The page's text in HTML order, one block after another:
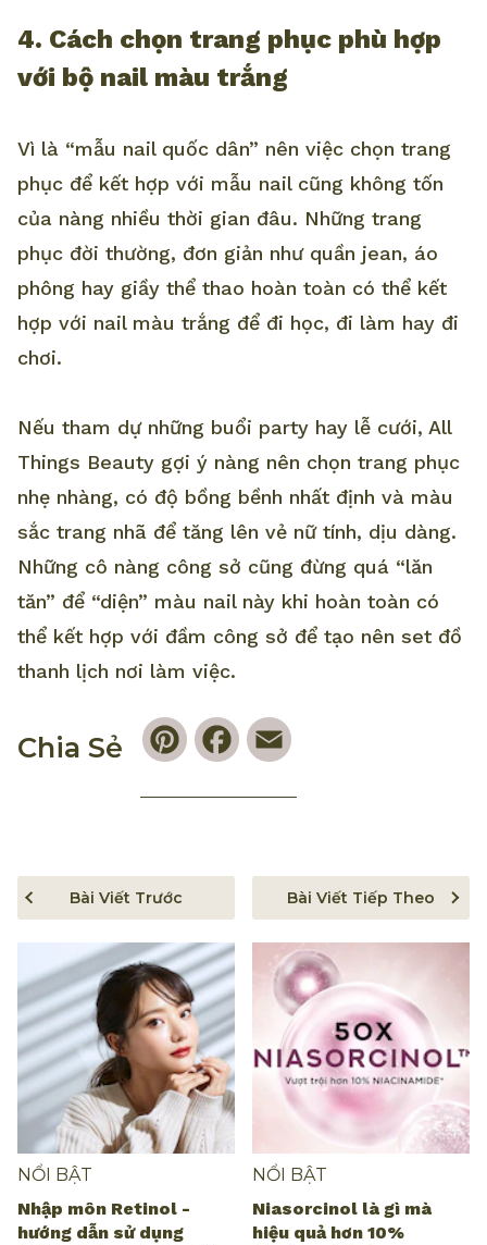
4. Cách chọn trang phục phù hợp
với bộ nail màu trắng
Vì là “mẫu nail quốc dân” nên việc chọn trang
phục để kết hợp với mẫu nail cũng không tốn
của nàng nhiều thời gian đâu. Những trang
phục đời thường, đơn giản như quần jean, áo
phông hay giầy thể thao hoàn toàn có thể kết
hợp với nail màu trắng để đi học, đi làm hay đi
chơi.
Nếu tham dự những buổi party hay lễ cưới, All
Things Beauty gợi ý nàng nên chọn trang phục
nhẹ nhàng, có độ bồng bềnh nhất định và màu
sắc trang nhã để tăng lên vẻ nữ tính, dịu dàng.
Những cô nàng công sở cũng đừng quá “lăn
tăn” để “diện” màu nail này khi hoàn toàn có
thể kết hợp với đầm công sở để tạo nên set đồ
thanh lịch nơi làm việc.
Chia Sẻ
PinterestFacebook
NỔI BẬT
Nhập môn Retinol -
hướng dẫn sử dụng
Bài Viết Trước
NỔI BẬT
Niasorcinol là gì mà
hiệu quả hơn 10%
Bài Viết Tiếp Theo